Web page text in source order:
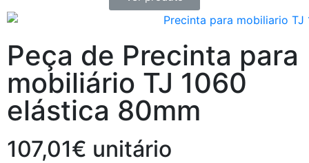
Peça de Precinta para
mobiliário TJ 1060
elástica 80mm
107,01€ unitário